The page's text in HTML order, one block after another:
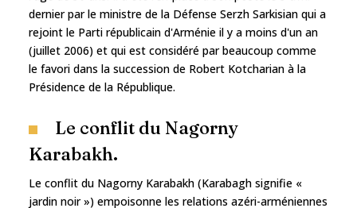
dernier par le ministre de la Défense Serzh Sarkisian qui a
rejoint le Parti républicain d'Arménie il y a moins d'un an
(juillet 2006) et qui est considéré par beaucoup comme
le favori dans la succession de Robert Kotcharian à la
Présidence de la République.
Le conflit du Nagorny
Karabakh.
Le conflit du Nagorny Karabakh (Karabagh signifie «
jardin noir ») empoisonne les relations azéri-arméniennes